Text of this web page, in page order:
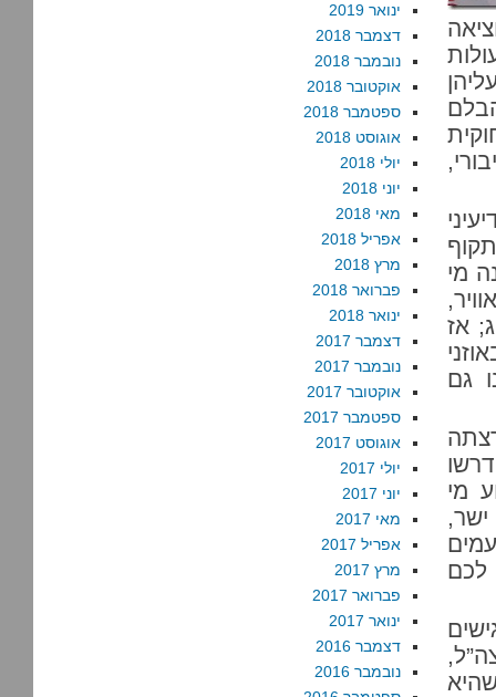
ציבורי,
מודיעיני
מי
אז
באוזני
גם
רצתה
מי
לכם
ינואר 2019
דצמבר 2018
נובמבר 2018
אוקטובר 2018
ספטמבר 2018
אוגוסט 2018
יולי 2018
יוני 2018
מאי 2018
אפריל 2018
מרץ 2018
פברואר 2018
ינואר 2018
דצמבר 2017
נובמבר 2017
אוקטובר 2017
ספטמבר 2017
אוגוסט 2017
יולי 2017
יוני 2017
מאי 2017
אפריל 2017
מרץ 2017
פברואר 2017
ינואר 2017
דצמבר 2016
נובמבר 2016